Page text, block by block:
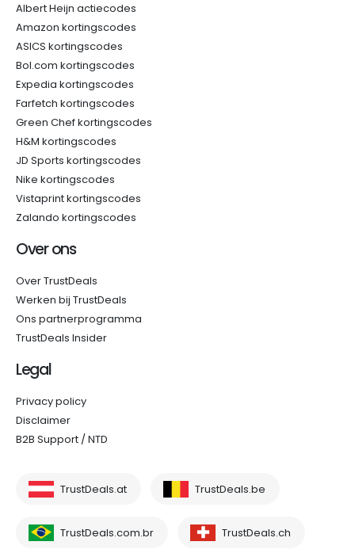
Albert Heijn actiecodes
Amazon kortingscodes
ASICS kortingscodes
Bol.com kortingscodes
Expedia kortingscodes
Farfetch kortingscodes
Green Chef kortingscodes
H&M kortingscodes
JD Sports kortingscodes
Nike kortingscodes
Vistaprint kortingscodes
Zalando kortingscodes
Over ons
Over TrustDeals
Werken bij TrustDeals
Ons partnerprogramma
TrustDeals Insider
Legal
Privacy policy
Disclaimer
B2B Support / NTD
TrustDeals.at TrustDeals.be
TrustDeals.com.br TrustDeals.ch